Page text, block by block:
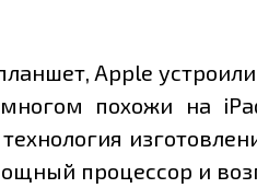
Apple
похожи на
технология
процессор и